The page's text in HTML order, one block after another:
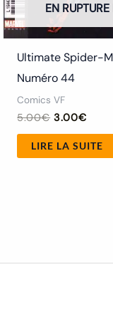
EN
Ultimate Spider-
Numéro 44
Comics VF
5.00€ 3.00€
LIRE LA SUITE